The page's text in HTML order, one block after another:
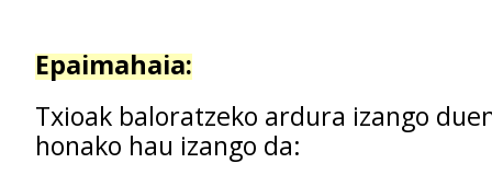
Epaimahaia:
Txioak baloratzeko ardura izango
honako hau izango da: